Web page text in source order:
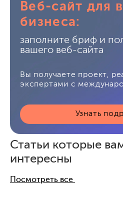
Веб-сайт для
бизнеса:
заполните бриф и
вашего веб-сайта
Вы получаете проект,
экспертами с
Узнать
Статьи которые
интересны
Посмотреть все